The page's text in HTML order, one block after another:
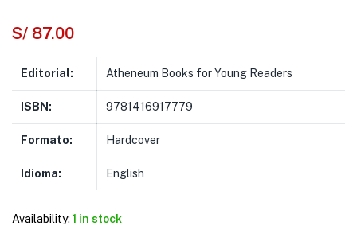
S/ 87.00
Editorial: Atheneum Books for Young Readers
ISBN: 9781416917779
Formato: Hardcover
Idioma: English
Availability: 1 in stock